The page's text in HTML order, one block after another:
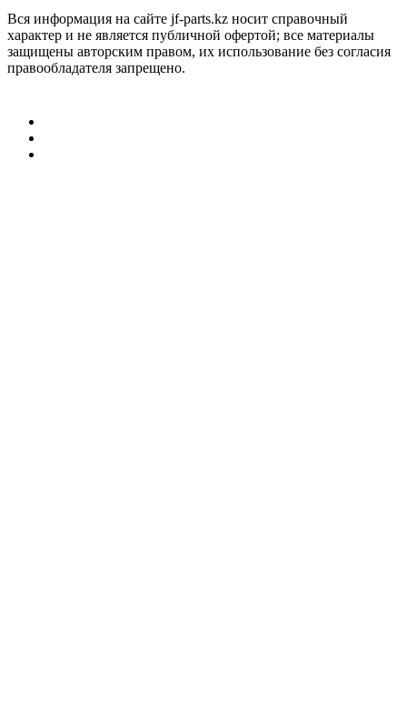
Вся информация на сайте jf-parts.kz носит справочный
характер и не является публичной офертой; все материалы
защищены авторским правом, их использование без согласия
правообладателя запрещено.